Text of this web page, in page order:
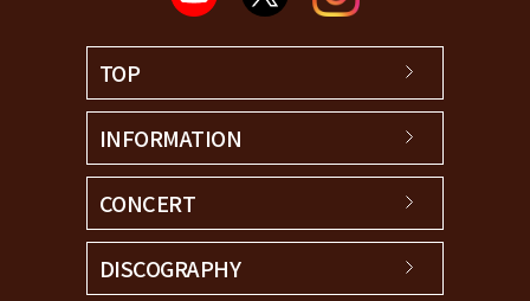
TOP
INFORMATION
CONCERT
DISCOGRAPHY